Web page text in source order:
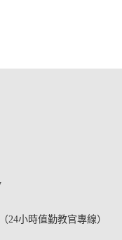
24小時值勤教官專線）